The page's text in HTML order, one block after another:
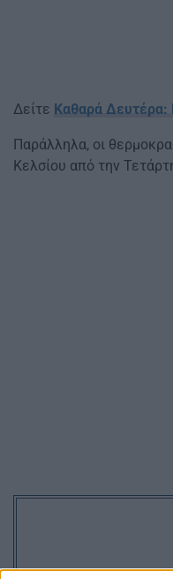
Δείτε Καθαρά Δευτέρα:
Παράλληλα, οι
Κελσίου από την